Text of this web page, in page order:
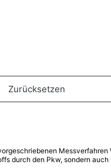
Zurücksetzen
durch den Pkw, sondern